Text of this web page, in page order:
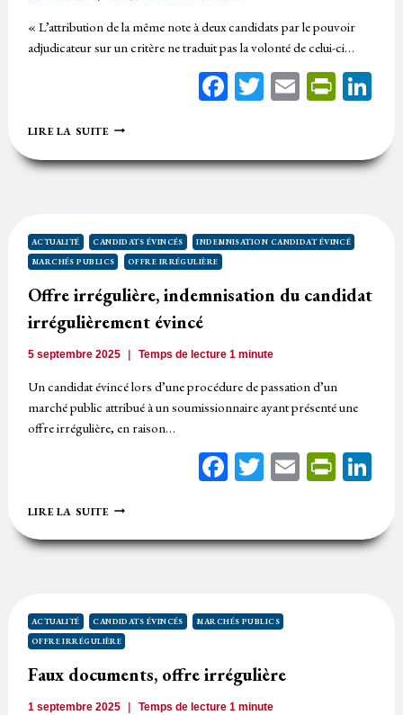
« L’attribution de la même note à deux candidats par le pouvoir
adjudicateur sur un critère ne traduit pas la volonté de celui-ci…
Facebook
Twitter
Email
LIRE LA SUITELA
NOTE
SUR
POUR
DEUX
CANDIDATS
ACTUALITÉ CANDIDATS ÉVINCÉS
INDEMNISATION CANDIDAT ÉVINCÉ
MARCHÉS PUBLICS
OFFRE IRRÉGULIÈRE
Offre irrégulière, indemnisation du candidat
irrégulièrement évincé
5 septembre 2025 Temps de lecture1 minute
Un candidat évincé lors d’une procédure de passation d’un
marché public attribué à un soumissionnaire ayant présenté une
offre irrégulière, en raison…
Facebook
Twitter
Email
LIRE LA SUITEOFFRE
INDEMNISATION
DU
ACTUALITÉ CANDIDATS ÉVINCÉS
MARCHÉS PUBLICS
OFFRE IRRÉGULIÈRE
Faux documents, offre irrégulière
1 septembre 2025 Temps de lecture1 minute